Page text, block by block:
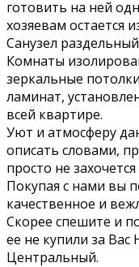
готовить на ней
хозяевам остается
Санузел
Комнаты
зеркальные
ламинат,
всей квартире.
Уют и атмосферу
описать словами,
просто не
Покупая с нами вы
качественное и
Скорее спешите и
ее не купили за Вас
Центральный.